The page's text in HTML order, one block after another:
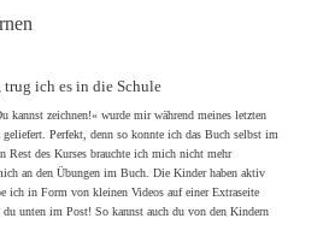
trug ich es in die Schule
kannst zeichnen!« wurde mir während meines letzten
Perfekt, denn so konnte ich das Buch selbst im
Rest des Kurses brauchte ich mich nicht mehr
an den Übungen im Buch. Die Kinder haben aktiv
ich in Form von kleinen Videos auf einer Extraseite
unten im Post! So kannst auch du von den Kindern